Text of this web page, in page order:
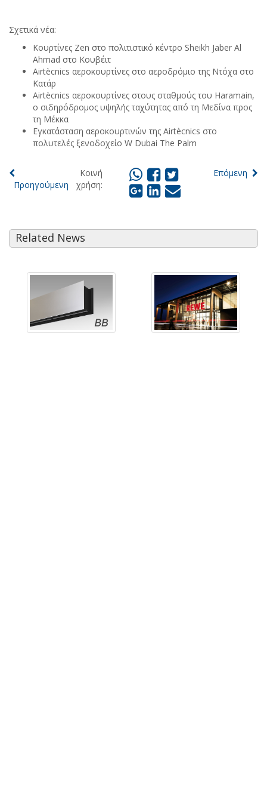
Σχετικά νέα:
Κουρτίνες Zen στο πολιτιστικό κέντρο Sheikh Jaber Al
Ahmad στο Κουβέιτ
Airtècnics αεροκουρτίνες στο αεροδρόμιο της Ντόχα στο
Κατάρ
Airtècnics αεροκουρτίνες στους σταθμούς του Haramain,
ο σιδηρόδρομος υψηλής ταχύτητας από τη Μεδίνα προς
τη Μέκκα
Εγκατάσταση αεροκουρτινών της Airtècnics στο
πολυτελές ξενοδοχείο W Dubai The Palm
Προηγούμενη
Κοινή
χρήση:
Επόμενη
Related News